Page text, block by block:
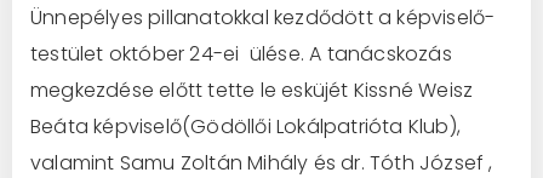
Ünnepélyes pillanatokkal kezdődött a képviselő-
testület október 24-ei ülése. A tanácskozás
megkezdése előtt tette le esküjét Kissné Weisz
Beáta képviselő(Gödöllői Lokálpatrióta Klub),
valamint Samu Zoltán Mihály és dr. Tóth József ,